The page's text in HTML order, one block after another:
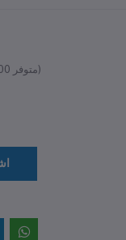
متوفر)